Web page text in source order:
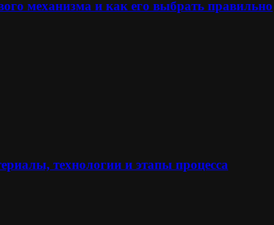
механизма и как его выбрать правильно
технологии и этапы процесса